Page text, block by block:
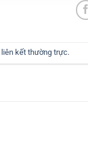
liên kết thường trực.